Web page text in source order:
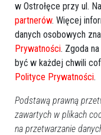
2025-11-27 08:28
w Ostrołęce przy ul.
partnerów. Więcej
danych osobowych
Prywatności. Zgoda
być w każdej chwili
Polityce Prywatności.
Podstawą prawną
zawartych w plikach
na przetwarzanie